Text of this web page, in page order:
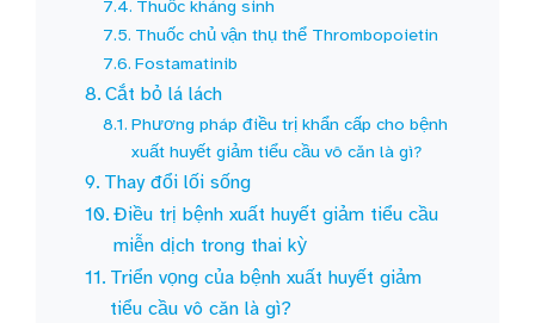
Thuốc kháng sinh
Thuốc chủ vận thụ thể Thrombopoietin
Fostamatinib
Cắt bỏ lá lách
Phương pháp điều trị khẩn cấp cho bệnh
xuất huyết giảm tiểu cầu vô căn là gì?
Thay đổi lối sống
Điều trị bệnh xuất huyết giảm tiểu cầu
miễn dịch trong thai kỳ
Triển vọng của bệnh xuất huyết giảm
tiểu cầu vô căn là gì?